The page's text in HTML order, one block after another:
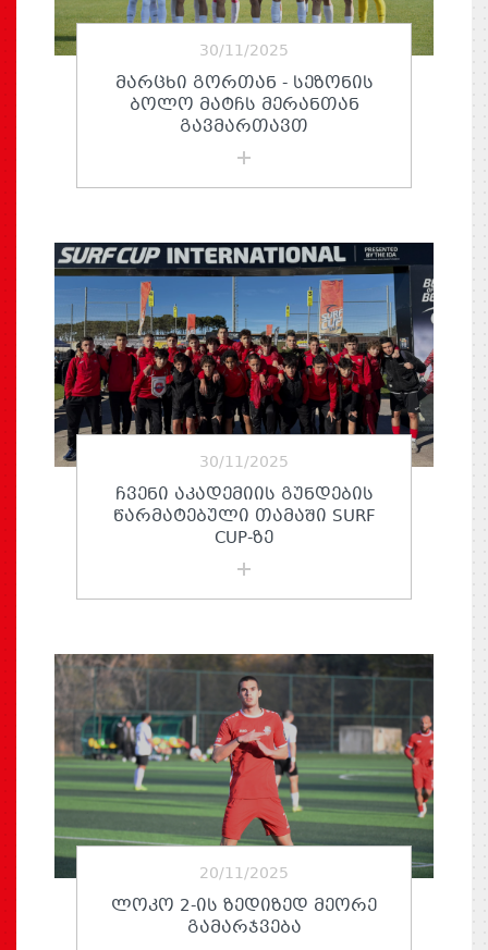
30/11/2025
ᲛᲐᲠᲪᲮᲘ ᲒᲝᲠᲗᲐᲜ - ᲡᲔᲖᲝᲜᲘᲡ
ᲑᲝᲚᲝ ᲛᲐᲢᲩᲡ ᲛᲔᲠᲐᲜᲗᲐᲜ
ᲒᲐᲕᲛᲐᲠᲗᲐᲕᲗ
30/11/2025
ᲩᲕᲔᲜᲘ ᲐᲙᲐᲓᲔᲛᲘᲘᲡ ᲒᲣᲜᲓᲔᲑᲘᲡ
ᲬᲐᲠᲛᲐᲢᲔᲑᲣᲚᲘ ᲗᲐᲛᲐᲨᲘ SURF
CUP-ᲖᲔ
20/11/2025
ᲚᲝᲙᲝ 2-ᲘᲡ ᲖᲔᲓᲘᲖᲔᲓ ᲛᲔᲝᲠᲔ
ᲒᲐᲛᲐᲠᲯᲕᲔᲑᲐ